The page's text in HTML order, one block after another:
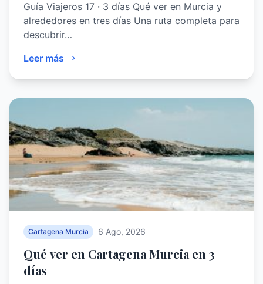
Guía Viajeros 17 · 3 días Qué ver en Murcia y
alrededores en tres días Una ruta completa para
descubrir…
Leer más
Cartagena Murcia 6 Ago, 2026
Qué ver en Cartagena Murcia en 3
días